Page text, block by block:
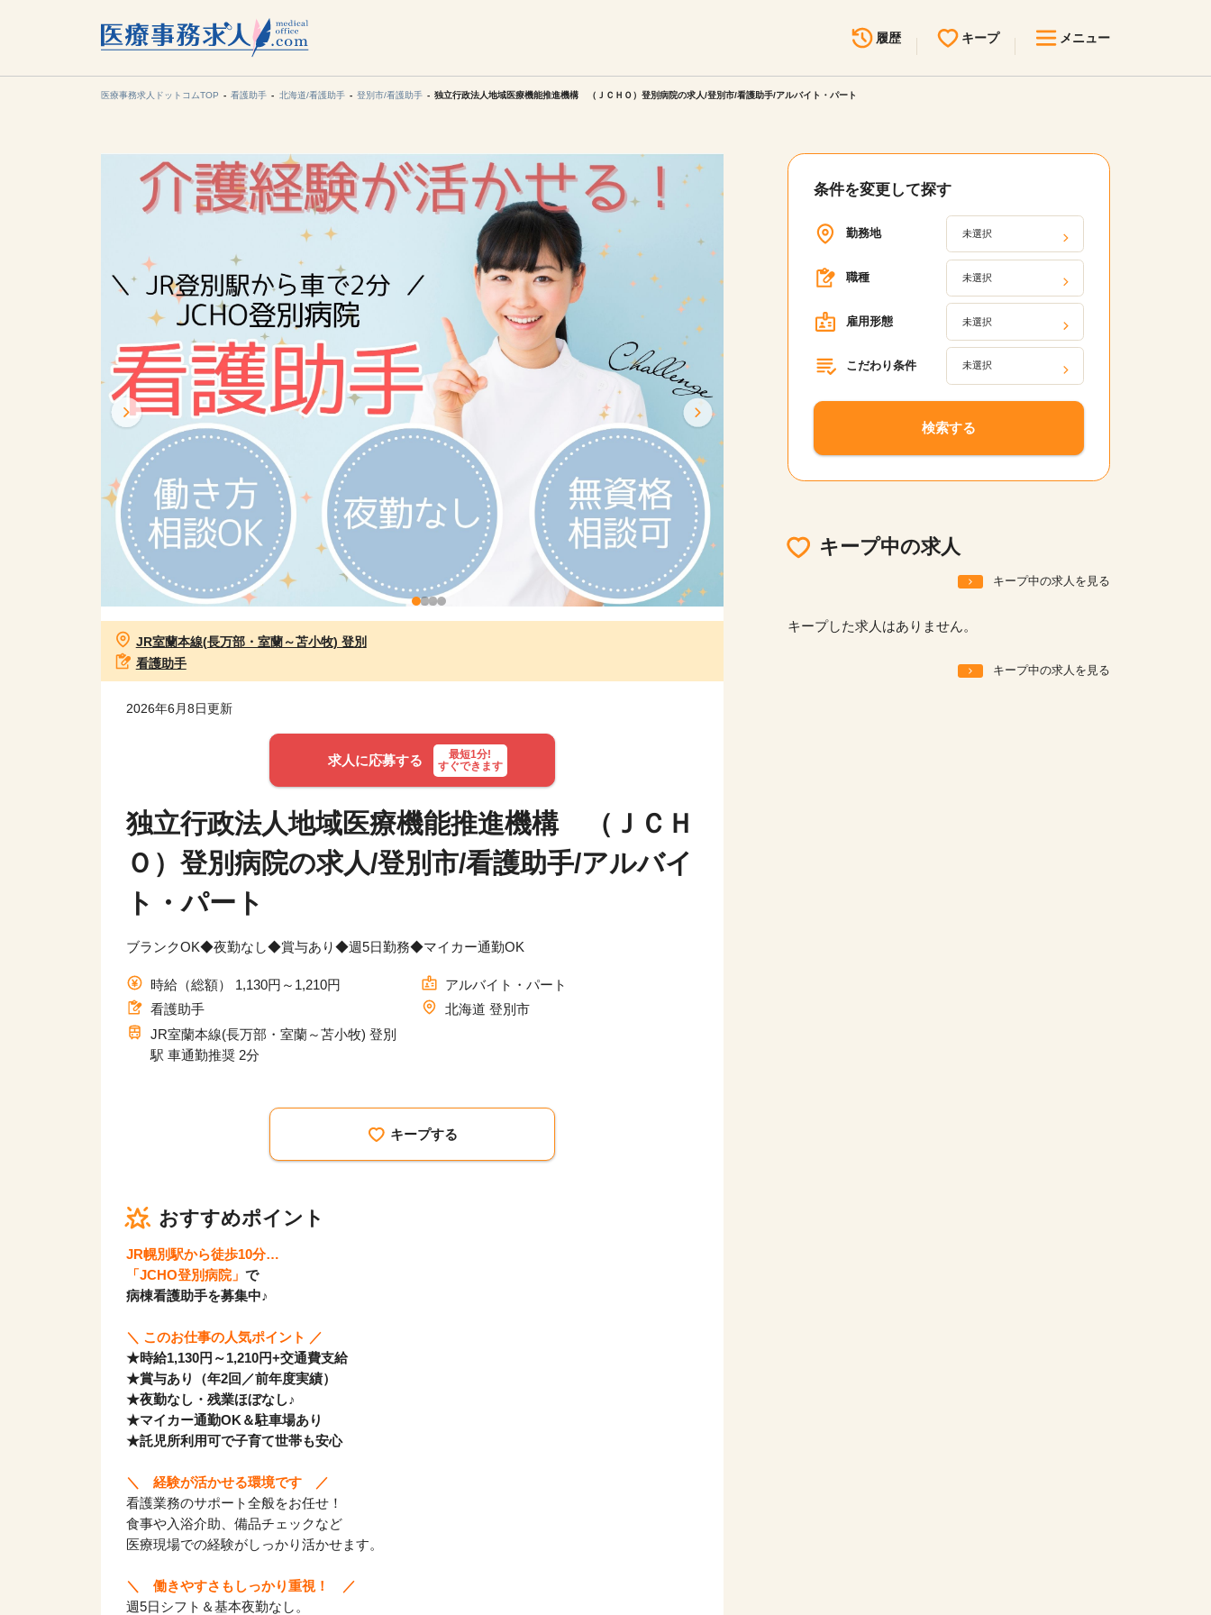
履歴 キープ メニュー
無料転職サポート
見学会・イベント情報
医療事務まるわかりコラム
医療事務求人ドットコムとは
人材をお探しの医療機関・企業様
医療事務求人ドットコムTOP 看護助手 北海道/看護助手 登別市/看護助手 独立行政法人地域医療機能推進機構 （ＪＣＨＯ）登別病院の求人/登別市/看護助手/アルバイト・パート
JR室蘭本線(長万部・室蘭～苫小牧) 登別
看護助手
2026年6月8日更新
求人に応募する
最短1分!
すぐできます
独立行政法人地域医療機能推進機構 （ＪＣＨ
Ｏ）登別病院の求人/登別市/看護助手/アルバイ
ト・パート
ブランクOK◆夜勤なし◆賞与あり◆週5日勤務◆マイカー通勤OK
時給（総額） 1,130円～1,210円
アルバイト・パート
看護助手
北海道 登別市
JR室蘭本線(長万部・室蘭～苫小牧) 登別
駅 車通勤推奨 2分
キープする
おすすめポイント
JR幌別駅から徒歩10分…
「JCHO登別病院」 で
病棟看護助手を募集中♪
＼ このお仕事の人気ポイント ／
★時給1,130円～1,210円+交通費支給
★賞与あり（年2回／前年度実績）
★夜勤なし・残業ほぼなし♪
★マイカー通勤OK＆駐車場あり
★託児所利用可で子育て世帯も安心
＼ 経験が活かせる環境です ／
看護業務のサポート全般をお任せ！
食事や入浴介助、備品チェックなど
医療現場での経験がしっかり活かせます。
＼ 働きやすさもしっかり重視！ ／
週5日シフト＆基本夜勤なし。
条件を変更して探す
勤務地 未選択
職種 未選択
雇用形態 未選択
こだわり条件 未選択
検索する
キープ中の求人
キープ中の求人を見る
キープした求人はありません。
キープ中の求人を見る
関東
東海 北海道・東北
中国・四国